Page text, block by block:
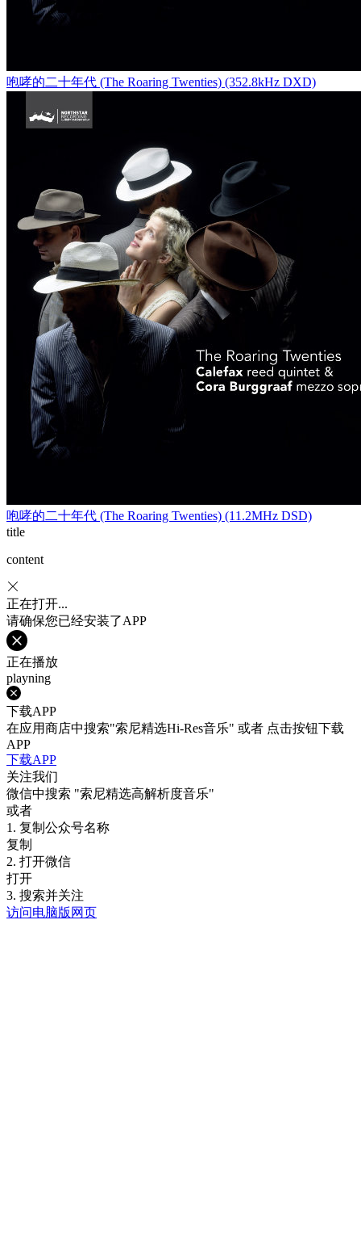
咆哮的二十年代 (The Roaring Twenties) (352.8kHz DXD)
咆哮的二十年代 (The Roaring Twenties) (11.2MHz DSD)
title
content
正在打开...
请确保您已经安装了APP
正在播放
playning
下载APP
在应用商店中搜索"索尼精选Hi-Res音乐" 或者 点击按钮下载
APP
下载APP
关注我们
微信中搜索 "索尼精选高解析度音乐"
或者
1. 复制公众号名称
复制
2. 打开微信
打开
3. 搜索并关注
访问电脑版网页